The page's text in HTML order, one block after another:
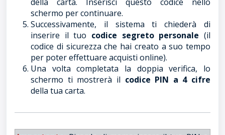
schermo per continuare.
Successivamente, il sistema ti chiederà di
inserire il tuo codice segreto personale (il
codice di sicurezza che hai creato a suo tempo
per poter effettuare acquisti online).
Una volta completata la doppia verifica, lo
schermo ti mostrerà il codice PIN a 4 cifre
della tua carta.